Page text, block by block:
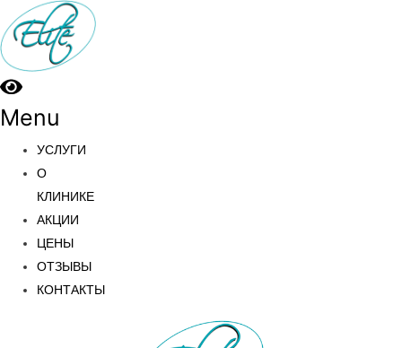
Menu
УСЛУГИ
О
КЛИНИКЕ
АКЦИИ
ЦЕНЫ
ОТЗЫВЫ
КОНТАКТЫ